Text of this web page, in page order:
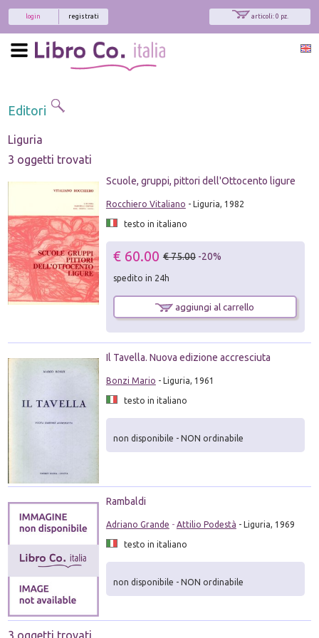
articoli: 0 pz.
registrati
login
Editori
Liguria
3 oggetti trovati
Scuole, gruppi, pittori dell'Ottocento ligure
Rocchiero Vitaliano - Liguria, 1982
testo in italiano
€ 60.00 € 75.00 -20%
spedito in 24h
aggiungi al carrello
Il Tavella. Nuova edizione accresciuta
Bonzi Mario - Liguria, 1961
testo in italiano
non disponibile - NON ordinabile
Rambaldi
Adriano Grande - Attilio Podestà - Liguria, 1969
testo in italiano
non disponibile - NON ordinabile
3 oggetti trovati